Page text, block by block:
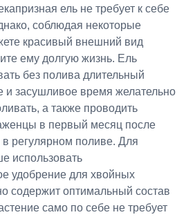
ель не требует к себе
соблюдая некоторые
красивый внешний вид
ему долгую жизнь. Ель
без полива длительный
и засушливое время желательно
а также проводить
в первый месяц после
регулярном поливе. Для
использовать
удобрение для хвойных
содержит оптимальный состав
само по себе не требует